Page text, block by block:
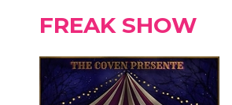
FREAK SHOW